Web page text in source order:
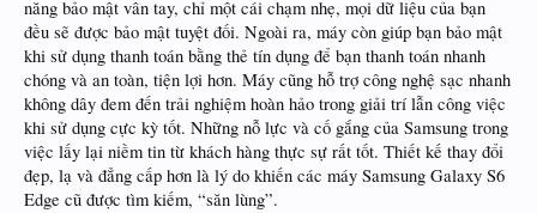
năng bảo mật vân tay, chỉ một cái chạm nhẹ, mọi dữ liệu của bạn
đều sẽ được bảo mật tuyệt đối. Ngoài ra, máy còn giúp bạn bảo mật
khi sử dụng thanh toán bằng thẻ tín dụng để bạn thanh toán nhanh
chóng và an toàn, tiện lợi hơn. Máy cũng hỗ trợ công nghệ sạc nhanh
không dây đem đến trải nghiệm hoàn hảo trong giải trí lẫn công việc
khi sử dụng cực kỳ tốt. Những nỗ lực và cố gắng của Samsung trong
việc lấy lại niềm tin từ khách hàng thực sự rất tốt. Thiết kế thay đổi
đẹp, lạ và đẳng cấp hơn là lý do khiến các máy Samsung Galaxy S6
Edge cũ được tìm kiếm, “săn lùng”.